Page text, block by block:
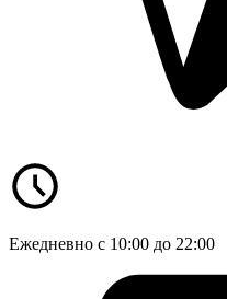
Ежедневно с 10:00 до 22:00